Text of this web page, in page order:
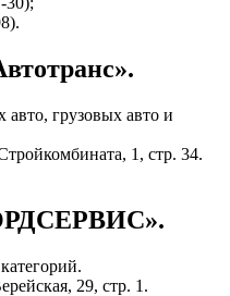
грузовых авто и
1, стр. 34.
29, стр. 1.